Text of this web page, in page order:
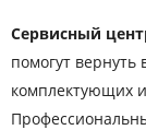
Сервисный
помогут вернуть
комплектующих